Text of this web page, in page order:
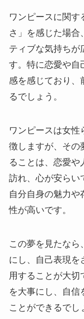
ワンピースに関す
さ」を感じた場合
ティブな気持ちが
す。特に恋愛や自
感を感じており、
るでしょう。
ワンピースは女性
徴しますが、その
ることは、恋愛や
訪れ、心が安らい
自分自身の魅力や
性が高いです。
この夢を見たなら
にし、自己表現を
用することが大切
を大事にし、自信
ことができるでし